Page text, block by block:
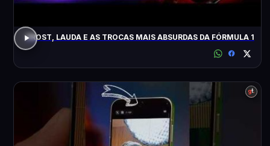
PROST, LAUDA E AS TROCAS MAIS ABSURDAS DA FÓRMULA 1